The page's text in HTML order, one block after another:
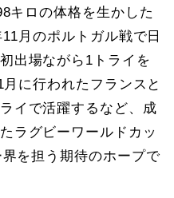
キロの体格を生かした
月のポルトガル戦で日
出場ながら1トライを
に行われたフランスと
イで活躍するなど、成
ラグビーワールドカッ
を担う期待のホープで